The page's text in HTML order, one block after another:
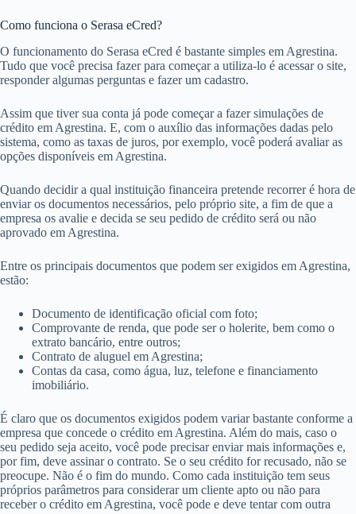
Como funciona o Serasa eCred?
O funcionamento do Serasa eCred é bastante simples em Agrestina.
Tudo que você precisa fazer para começar a utiliza-lo é acessar o site,
responder algumas perguntas e fazer um cadastro.
Assim que tiver sua conta já pode começar a fazer simulações de
crédito em Agrestina. E, com o auxílio das informações dadas pelo
sistema, como as taxas de juros, por exemplo, você poderá avaliar as
opções disponíveis em Agrestina.
Quando decidir a qual instituição financeira pretende recorrer é hora de
enviar os documentos necessários, pelo próprio site, a fim de que a
empresa os avalie e decida se seu pedido de crédito será ou não
aprovado em Agrestina.
Entre os principais documentos que podem ser exigidos em Agrestina,
estão:
Documento de identificação oficial com foto;
Comprovante de renda, que pode ser o holerite, bem como o
extrato bancário, entre outros;
Contrato de aluguel em Agrestina;
Contas da casa, como água, luz, telefone e financiamento
imobiliário.
É claro que os documentos exigidos podem variar bastante conforme a
empresa que concede o crédito em Agrestina. Além do mais, caso o
seu pedido seja aceito, você pode precisar enviar mais informações e,
por fim, deve assinar o contrato. Se o seu crédito for recusado, não se
preocupe. Não é o fim do mundo. Como cada instituição tem seus
próprios parâmetros para considerar um cliente apto ou não para
receber o crédito em Agrestina, você pode e deve tentar com outra